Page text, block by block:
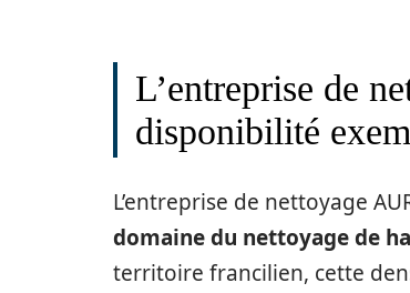
L’entreprise de
disponibilité
L’entreprise de nettoyage
domaine du nettoyage de
territoire francilien, cette